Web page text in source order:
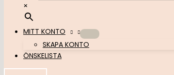
×
MITT KONTO
SKAPA KONTO
ÖNSKELISTA